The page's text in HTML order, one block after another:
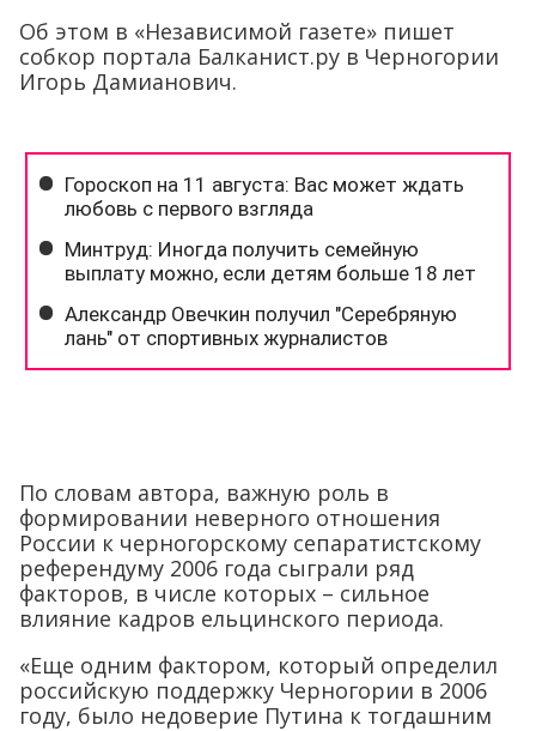
Об этом в «Независимой газете» пишет
собкор портала Балканист.ру в Черногории
Игорь Дамианович.
По словам автора, важную роль в
формировании неверного отношения
России к черногорскому сепаратистскому
референдуму 2006 года сыграли ряд
факторов, в числе которых – сильное
влияние кадров ельцинского периода.
«Еще одним фактором, который определил
российскую поддержку Черногории в 2006
году, было недоверие Путина к тогдашним